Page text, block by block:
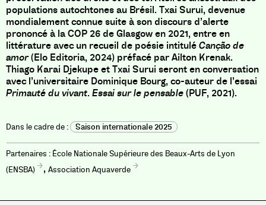
populations autochtones au Brésil. Txai Surui, devenue
mondialement connue suite à son discours d’alerte
prononcé à la COP 26 de Glasgow en 2021, entre en
littérature avec un recueil de poésie intituléCanção de
amor(Elo Editoria, 2024) préfacé par Ailton Krenak.
Thiago Karai Djekupe et Txai Surui seront en conversation
avec l’universitaire Dominique Bourg, co-auteur de l’essai
Primauté du vivant. Essai sur le pensable(PUF, 2021).
Saison internationale 2025
École Nationale Supérieure des Beaux-Arts de Lyon
(ENSBA)
, Association Aquaverde